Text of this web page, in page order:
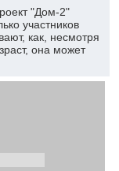
"Дом-2"
участников
как, несмотря
она может